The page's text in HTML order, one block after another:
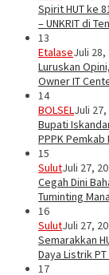
Spirit HUT ke
– UNKRIT di
13
EtalaseJuli 28,
Luruskan
Owner IT
14
BOLSELJuli
Bupati
PPPK Pemkab
15
SulutJuli 27,
Cegah Dini
Tuminting
16
SulutJuli 27,
Semarakkan
Daya Listrik
17